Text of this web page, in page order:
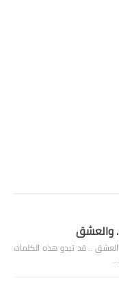
والعشق
.. قد تبدو هذه الكلمات